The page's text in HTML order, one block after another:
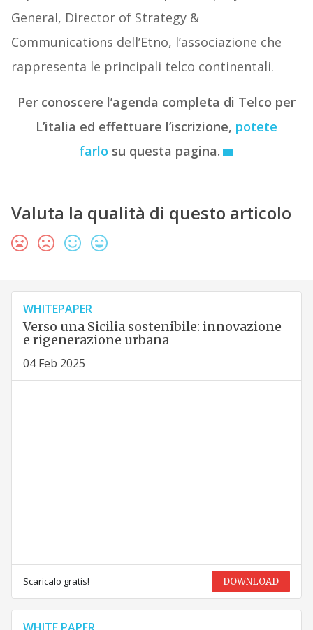
General, Director of Strategy &
Communications dell’Etno, l’associazione che
rappresenta le principali telco continentali.
Per conoscere l’agenda completa di Telco per
L’italia ed effettuare l’iscrizione, potete
farlo su questa pagina.
Valuta la qualità di questo articolo
WHITEPAPER
Verso una Sicilia sostenibile: innovazione
e rigenerazione urbana
04 Feb 2025
Scaricalo gratis! DOWNLOAD